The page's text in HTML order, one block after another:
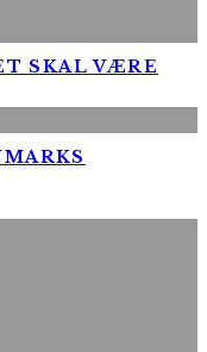
SKAL VÆRE